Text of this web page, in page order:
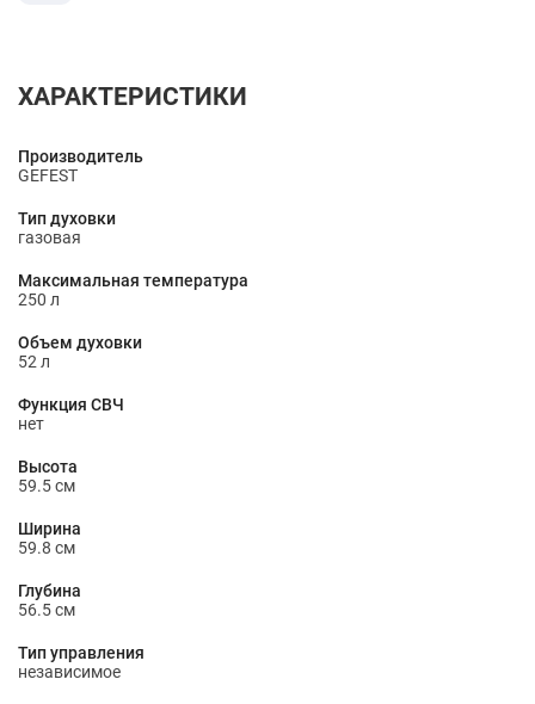
ХАРАКТЕРИСТИКИ
Производитель
GEFEST
Тип духовки
газовая
Максимальная температура
250 л
Объем духовки
52 л
Функция СВЧ
нет
Высота
59.5 см
Ширина
59.8 см
Глубина
56.5 см
Тип управления
независимое